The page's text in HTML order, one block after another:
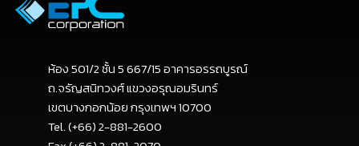
ห้อง 501/2 ชั้น 5 667/15 อาคารอรรถบูรณ์
ถ.จรัญสนิทวงศ์ แขวงอรุณอมรินทร์
เขตบางกอกน้อย กรุงเทพฯ 10700
Tel. (+66) 2-881-2600